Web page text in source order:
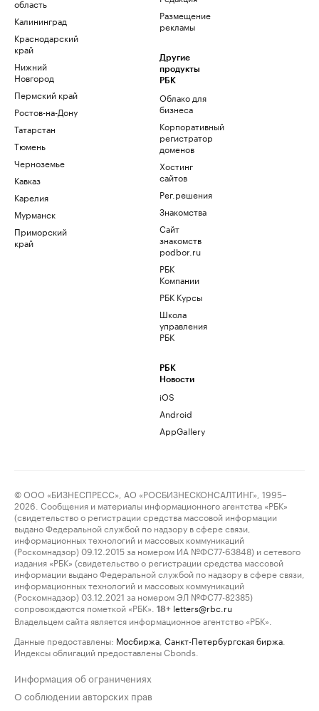
область
Калининград
Краснодарский
край
Нижний
Новгород
Пермский край
Ростов-на-Дону
Татарстан
Тюмень
Черноземье
Кавказ
Карелия
Мурманск
Приморский
край
Размещение
рекламы
Другие
продукты
РБК
Облако для
бизнеса
Корпоративный
регистратор
доменов
Хостинг
сайтов
Рег.решения
Знакомства
Сайт
знакомств
podbor.ru
РБК
Компании
РБК Курсы
Школа
управления
РБК
РБК
Новости
iOS
Android
AppGallery
© ООО «БИЗНЕСПРЕСС», АО «РОСБИЗНЕСКОНСАЛТИНГ», 1995–
2026. Сообщения и материалы информационного агентства «РБК»
(свидетельство о регистрации средства массовой информации
выдано Федеральной службой по надзору в сфере связи,
информационных технологий и массовых коммуникаций
(Роскомнадзор) 09.12.2015 за номером ИА №ФС77-63848) и сетевого
издания «РБК» (свидетельство о регистрации средства массовой
информации выдано Федеральной службой по надзору в сфере связи,
информационных технологий и массовых коммуникаций
(Роскомнадзор) 03.12.2021 за номером ЭЛ №ФС77-82385)
сопровождаются пометкой «РБК».
18+ letters@rbc.ru
Владельцем сайта является информационное агентство «РБК».
Данные предоставлены: Мосбиржа Санкт-Петербургская биржа
Индексы облигаций предоставлены Cbonds.
Информация об ограничениях
О соблюдении авторских прав